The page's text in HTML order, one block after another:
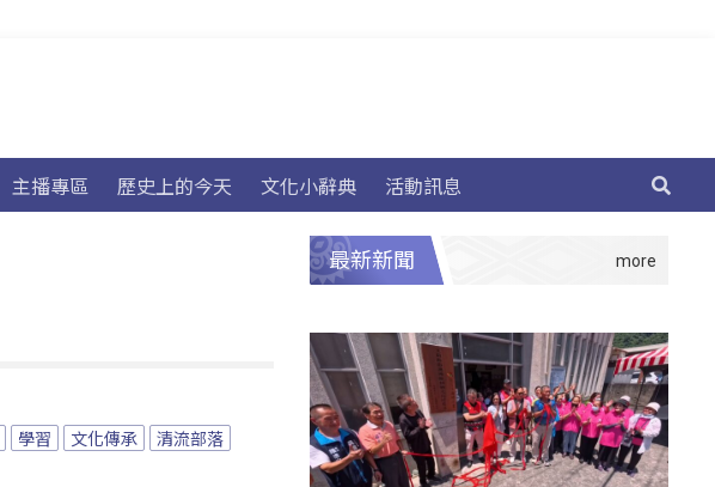
主播專區 歷史上的今天 文化小辭典 活動訊息
學習 文化傳承
清流部落
最新新聞